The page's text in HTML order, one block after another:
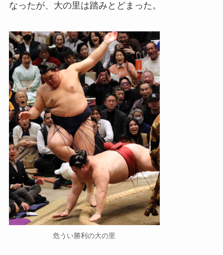
なったが、大の里は踏みとどまった。
危うい勝利の大の里